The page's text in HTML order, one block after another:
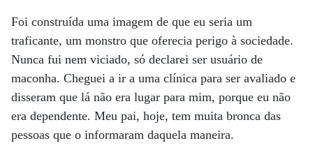
Foi construída uma imagem de que eu seria um
traficante, um monstro que oferecia perigo à sociedade.
Nunca fui nem viciado, só declarei ser usuário de
maconha. Cheguei a ir a uma clínica para ser avaliado e
disseram que lá não era lugar para mim, porque eu não
era dependente. Meu pai, hoje, tem muita bronca das
pessoas que o informaram daquela maneira.